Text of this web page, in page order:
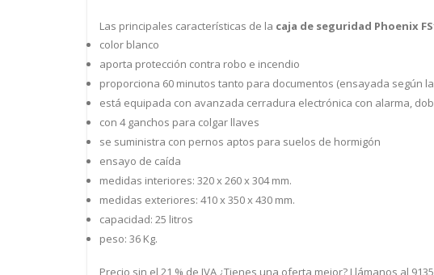
Las principales características de la caja de seguridad Phoenix
color blanco
aporta protección contra robo e incendio
proporciona 60 minutos tanto para documentos (ensayada según
está equipada con avanzada cerradura electrónica con alarma,
con 4 ganchos para colgar llaves
se suministra con pernos aptos para suelos de hormigón
ensayo de caída
medidas interiores: 320 x 260 x 304 mm.
medidas exteriores: 410 x 350 x 430 mm.
capacidad: 25 litros
peso: 36 Kg.
Precio sin el 21 % de IVA ¿Tienes una oferta mejor? Llámanos al